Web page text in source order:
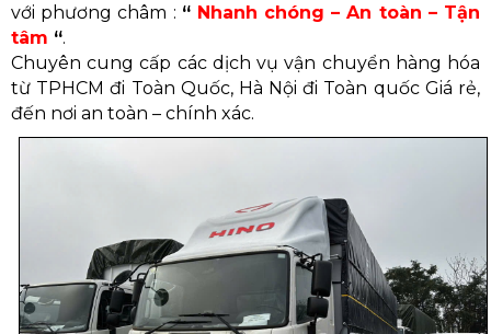
với phương châm : “Nhanh chóng – An toàn – Tận
tâm “.
Chuyên cung cấp các dịch vụ vận chuyển hàng hóa
từ TPHCM đi Toàn Quốc, Hà Nội đi Toàn quốc Giá rẻ,
đến nơi an toàn – chính xác.